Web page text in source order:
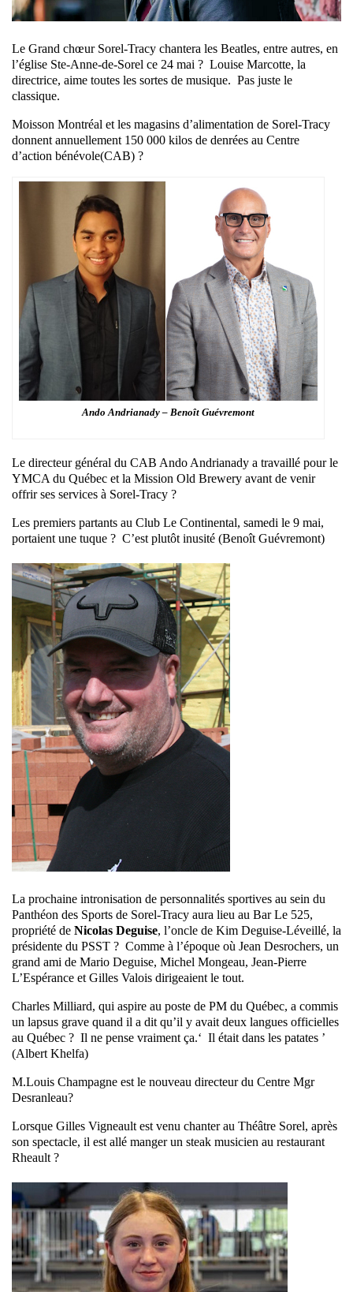
Le Grand chœur Sorel-Tracy chantera les Beatles, entre autres, en
l’église Ste-Anne-de-Sorel ce 24 mai ? Louise Marcotte, la
directrice, aime toutes les sortes de musique. Pas juste le
classique.
Moisson Montréal et les magasins d’alimentation de Sorel-Tracy
donnent annuellement 150 000 kilos de denrées au Centre
d’action bénévole(CAB) ?
Ando Andrianady – Benoît Guévremont
Le directeur général du CAB Ando Andrianady a travaillé pour le
YMCA du Québec et la Mission Old Brewery avant de venir
offrir ses services à Sorel-Tracy ?
Les premiers partants au Club Le Continental, samedi le 9 mai,
portaient une tuque ? C’est plutôt inusité (Benoît Guévremont)
La prochaine intronisation de personnalités sportives au sein du
Panthéon des Sports de Sorel-Tracy aura lieu au Bar Le 525,
propriété de Nicolas Deguise, l’oncle de Kim Deguise-Léveillé, la
présidente du PSST ? Comme à l’époque où Jean Desrochers, un
grand ami de Mario Deguise, Michel Mongeau, Jean-Pierre
L’Espérance et Gilles Valois dirigeaient le tout.
Charles Milliard, qui aspire au poste de PM du Québec, a commis
un lapsus grave quand il a dit qu’il y avait deux langues officielles
au Québec ? Il ne pense vraiment ça.‘ Il était dans les patates ’
(Albert Khelfa)
M.Louis Champagne est le nouveau directeur du Centre Mgr
Desranleau?
Lorsque Gilles Vigneault est venu chanter au Théâtre Sorel, après
son spectacle, il est allé manger un steak musicien au restaurant
Rheault ?